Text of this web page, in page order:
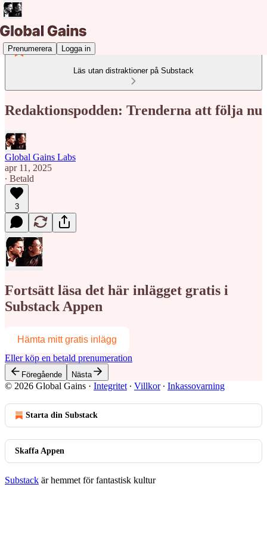
Prenumerera Logga in
Läs utan distraktioner på Substack
Redaktionspodden: Trenderna att följa nu
Global Gains Labs
apr 11, 2025
∙ Betald
3
Fortsätt läsa det här inlägget gratis i
Substack Appen
Hämta mitt gratis inlägg
Eller köp en betald prenumeration
Föregående Nästa
© 2026 Global Gains · Integritet ∙ Villkor∙ Inkassovarning
Starta din Substack
Skaffa Appen
Substack är hemmet för fantastisk kultur